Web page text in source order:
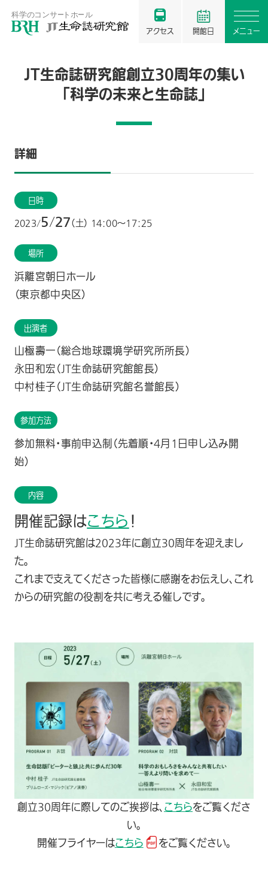
開館日 メニュー
アクセス
JT生命誌研究館創立30周年の集い
「科学の未来と生命誌」
詳細
日時
2023/5/27（土） 14：00〜17：25
場所
浜離宮朝日ホール
（東京都中央区）
出演者
山極壽一（総合地球環境学研究所所長）
永田和宏（JT生命誌研究館館長）
中村桂子（JT生命誌研究館名誉館長）
参加方法
参加無料・事前申込制（先着順・4月1日申し込み開
始）
内容
開催記録はこちら！
JT生命誌研究館は2023年に創立30周年を迎えまし
た。
これまで支えてくださった皆様に感謝をお伝えし、これ
からの研究館の役割を共に考える催しです。
創立30周年に際してのご挨拶は、こちらをご覧くださ
い。
開催フライヤーはこちら をご覧ください。